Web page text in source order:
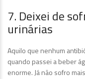
7. Deixei de
urinárias
Aquilo que nenhum
quando passei a beber
enorme. Já não sofro